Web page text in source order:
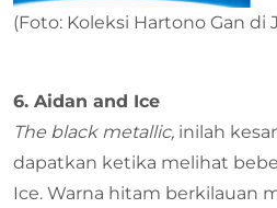
(Foto: Koleksi Hartono Gan di
6. Aidan and Ice
The black metallic, inilah
dapatkan ketika melihat
Ice. Warna hitam berkilauan